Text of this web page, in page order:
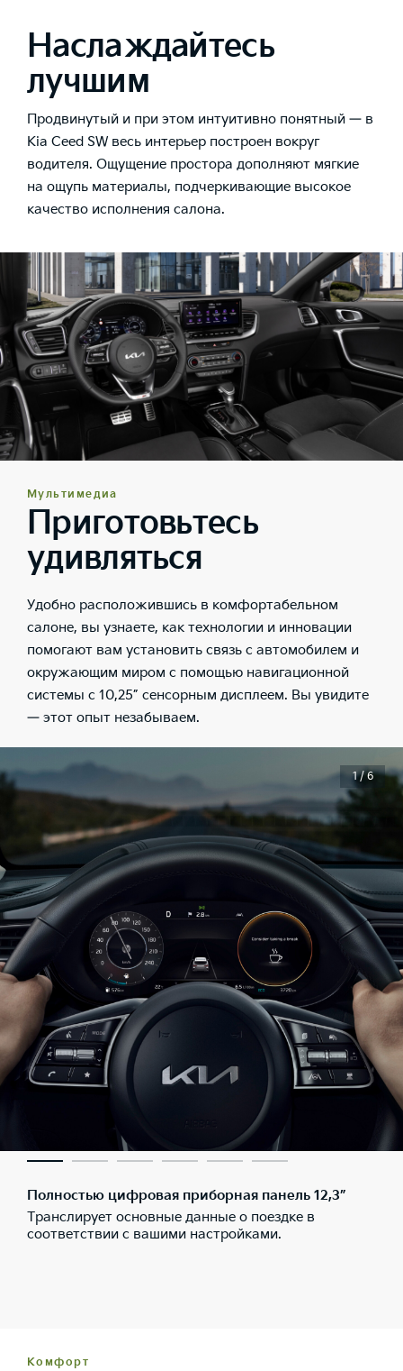
Наслаждайтесь
лучшим
Продвинутый и при этом интуитивно понятный — в
Kia Ceed SW весь интерьер построен вокруг
водителя. Ощущение простора дополняют мягкие
на ощупь материалы, подчеркивающие высокое
качество исполнения салона.
Мультимедиа
Приготовьтесь
удивляться
Удобно расположившись в комфортабельном
салоне, вы узнаете, как технологии и инновации
помогают вам установить связь с автомобилем и
окружающим миром с помощью навигационной
системы с 10,25” сенсорным дисплеем. Вы увидите
— этот опыт незабываем.
Полностью цифровая приборная панель 12,3”
Транслирует основные данные о поездке в
соответствии с вашими настройками.
1 / 6
Комфорт